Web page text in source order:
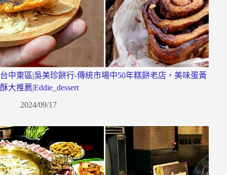
台中東區|吳美珍餅行-傳統市場中50年糕餅老店，美味蛋黃
酥大推薦|Eddie_dessert
2024/09/17